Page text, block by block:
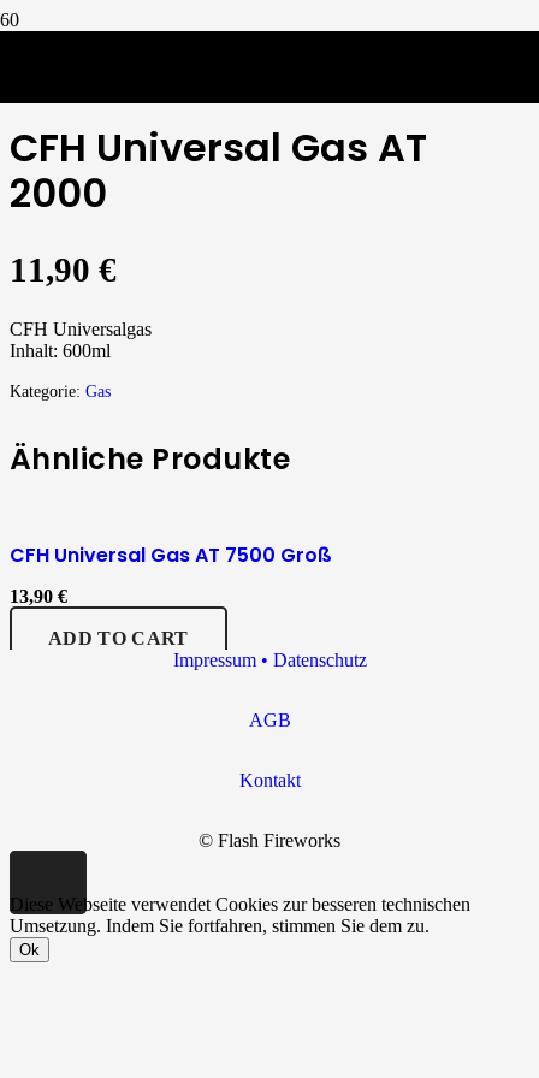
CFH Universal Gas AT
2000
11,90 €
CFH Universalgas
Inhalt: 600ml
Kategorie: Gas
Ähnliche Produkte
CFH Universal Gas AT 7500 Groß
13,90 €
ADD TO CART
Impressum • Datenschutz
AGB
Kontakt
© Flash Fireworks
Diese Webseite verwendet Cookies zur besseren technischen
Umsetzung. Indem Sie fortfahren, stimmen Sie dem zu.
Ok